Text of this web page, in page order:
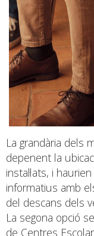
La grandària dels
depenent la
instal·lats, i
informatius amb
del descans dels
La segona opció
de Centres